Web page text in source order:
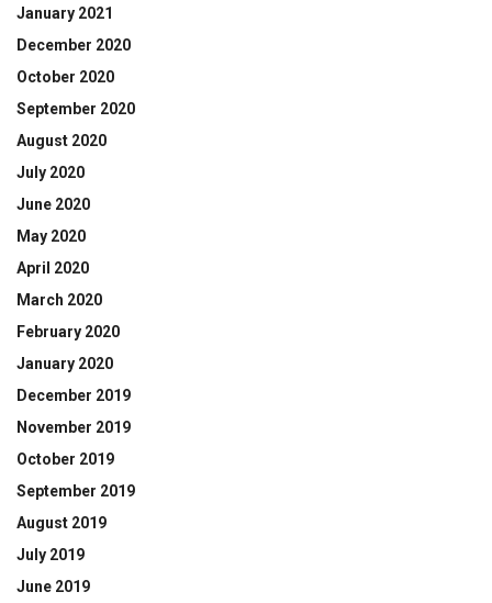
January 2021
December 2020
October 2020
September 2020
August 2020
July 2020
June 2020
May 2020
April 2020
March 2020
February 2020
January 2020
December 2019
November 2019
October 2019
September 2019
August 2019
July 2019
June 2019